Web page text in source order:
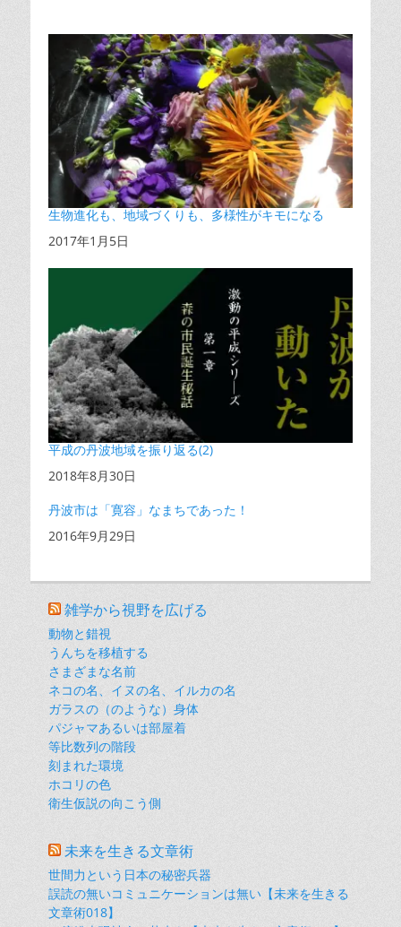
生物進化も、地域づくりも、多様性がキモになる
日付
2017年1月5日
平成の丹波地域を振り返る(2)
日付
2018年8月30日
丹波市は「寛容」なまちであった！
日付
2016年9月29日
雑学から視野を広げる
動物と錯視
うんちを移植する
さまざまな名前
ネコの名、イヌの名、イルカの名
ガラスの（のような）身体
パジャマあるいは部屋着
等比数列の階段
刻まれた環境
ホコリの色
衛生仮説の向こう側
未来を生きる文章術
世間力という日本の秘密兵器
誤読の無いコミュニケーションは無い【未来を生きる
文章術018】